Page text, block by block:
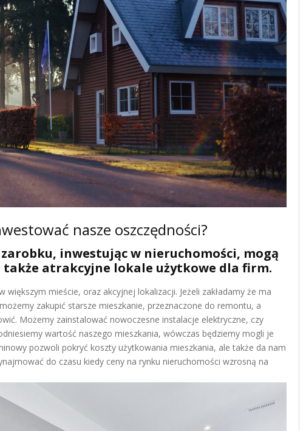
nasze oszczędności?
inwestując w nieruchomości, mogą
także atrakcyjne lokale użytkowe dla firm.
większym mieście, oraz akcyjnej lokalizacji. Jeżeli zakładamy że ma
zakupić starsze mieszkanie, przeznaczone do remontu, a
Możemy zainstalować nowoczesne instalacje elektryczne, czy
wartość naszego mieszkania, wówczas będziemy mogli je
pozwoli pokryć koszty użytkowania mieszkania, ale także da nam
do czasu kiedy ceny na rynku nieruchomości wzrosną na